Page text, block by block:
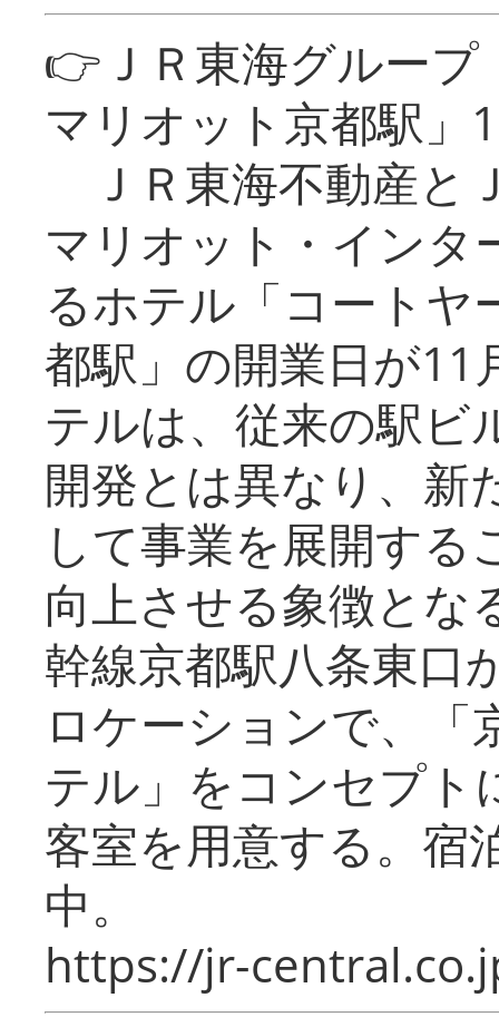
👉ＪＲ東海グルー
マリオット京都駅」
ＪＲ東海不動産と
マリオット・インタ
るホテル「コートヤ
都駅」の開業日が11
テルは、従来の駅ビ
開発とは異なり、新
して事業を展開する
向上させる象徴とな
幹線京都駅八条東口
ロケーションで、「
テル」をコンセプト
客室を用意する。宿
中。
https://jr-